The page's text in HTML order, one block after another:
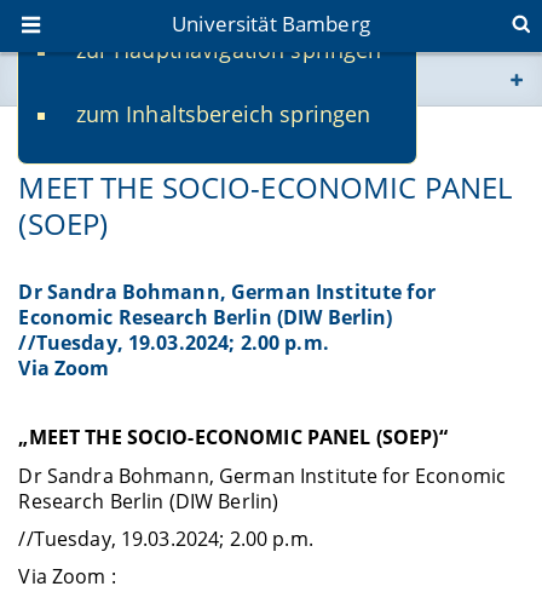
zur Hauptnavigation springen
zum Inhaltsbereich springen
Universität Bamberg
www.uni-bamberg.de
univis.uni-bamberg.de
MEET THE SOCIO-ECONOMIC PANEL
(SOEP)
Dr Sandra Bohmann, German Institute for
Economic Research Berlin (DIW Berlin)
//Tuesday, 19.03.2024; 2.00 p.m.
Via Zoom
„MEET THE SOCIO-ECONOMIC PANEL (SOEP)“
Dr Sandra Bohmann, German Institute for Economic
Research Berlin (DIW Berlin)
//Tuesday, 19.03.2024; 2.00 p.m.
Via Zoom :